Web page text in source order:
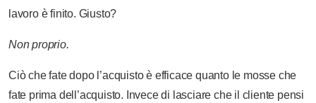
lavoro è finito. Giusto?
Non proprio.
Ciò che fate dopo l’acquisto è efficace quanto le mosse che
fate prima dell’acquisto. Invece di lasciare che il cliente pensi